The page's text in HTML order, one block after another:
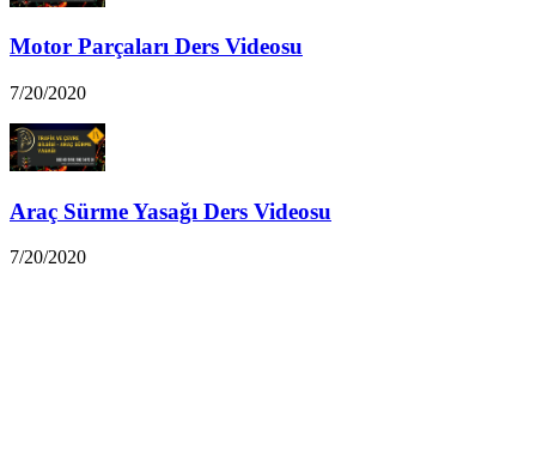
Motor Parçaları Ders Videosu
7/20/2020
Araç Sürme Yasağı Ders Videosu
7/20/2020